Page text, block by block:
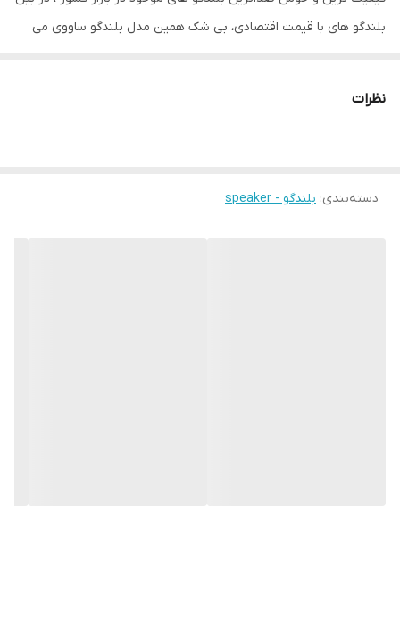
بلندگو های با قیمت اقتصادی، بی شک همین مدل بلندگو ساووی می
نظرات
دسته‌بندی: بلندگو - speaker